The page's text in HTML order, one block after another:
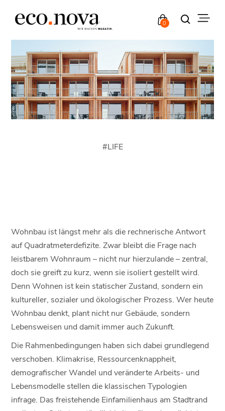
0
#LIFE
Wohnbau ist längst mehr als die rechnerische Antwort
auf Quadratmeterdefizite. Zwar bleibt die Frage nach
leistbarem Wohnraum – nicht nur hierzulande – zentral,
doch sie greift zu kurz, wenn sie isoliert gestellt wird.
Denn Wohnen ist kein statischer Zustand, sondern ein
kultureller, sozialer und ökologischer Prozess. Wer heute
Wohnbau denkt, plant nicht nur Gebäude, sondern
Lebensweisen und damit immer auch Zukunft.
Die Rahmenbedingungen haben sich dabei grundlegend
verschoben. Klimakrise, Ressourcenknappheit,
demografischer Wandel und veränderte Arbeits- und
Lebensmodelle stellen die klassischen Typologien
infrage. Das freistehende Einfamilienhaus am Stadtrand